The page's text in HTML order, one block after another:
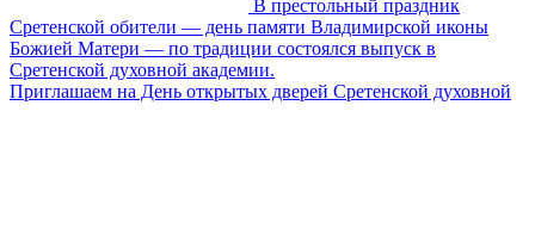
В престольный праздник
Сретенской обители — день памяти Владимирской иконы
Божией Матери — по традиции состоялся выпуск в
Сретенской духовной академии.
Приглашаем на День открытых дверей Сретенской духовной